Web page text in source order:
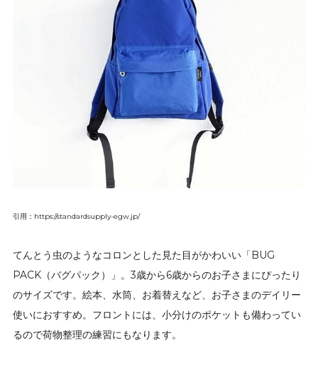
引用：https://standardsupply-egw.jp/
てんとう虫のようなコロンとした見た目がかわいい「BUG
PACK（バグパック）」。3歳から6歳からのお子さまにぴったり
のサイズです。絵本、水筒、お着替えなど、お子さまのデイリー
使いにおすすめ。フロントには、小分けのポケットも備わってい
るので荷物整理の練習にもなります。